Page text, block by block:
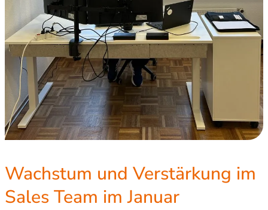
Wachstum und Verstärkung im
Sales Team im Januar